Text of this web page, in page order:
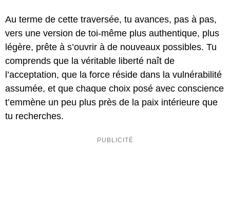
Au terme de cette traversée, tu avances, pas à pas,
vers une version de toi-même plus authentique, plus
légère, prête à s’ouvrir à de nouveaux possibles. Tu
comprends que la véritable liberté naît de
l’acceptation, que la force réside dans la vulnérabilité
assumée, et que chaque choix posé avec conscience
t’emmène un peu plus près de la paix intérieure que
tu recherches.